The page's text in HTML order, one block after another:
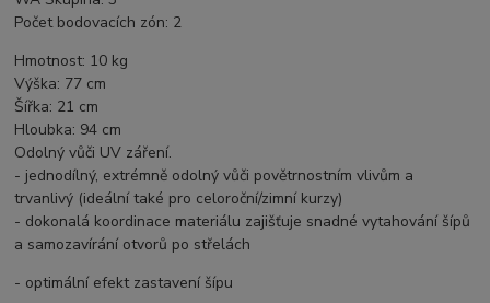
Počet bodovacích zón: 2
Hmotnost: 10 kg
Výška: 77 cm
Šířka: 21 cm
Hloubka: 94 cm
Odolný vůči UV záření.
- jednodílný, extrémně odolný vůči povětrnostním vlivům a
trvanlivý (ideální také pro celoroční/zimní kurzy)
- dokonalá koordinace materiálu zajišťuje snadné vytahování šípů
a samozavírání otvorů po střelách
- optimální efekt zastavení šípu